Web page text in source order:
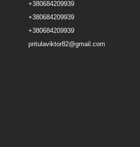
+380684209939
+380684209939
+380684209939
pritulaviktor82@gmail.com